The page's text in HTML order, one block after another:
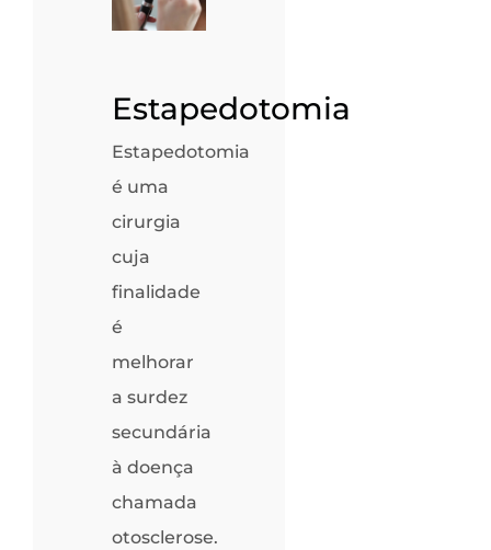
Estapedotomia
Estapedotomia
é uma
cirurgia
cuja
finalidade
é
melhorar
a surdez
secundária
à doença
chamada
otosclerose.